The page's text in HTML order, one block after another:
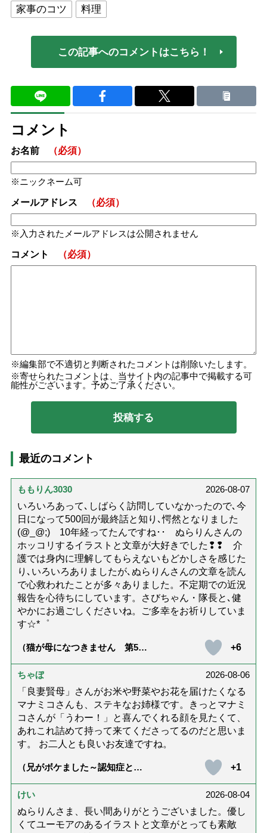
家事のコツ
料理
この記事へのコメントはこちら！
コメント
お名前 （必須）
ニックネーム可
メールアドレス （必須）
入力されたメールアドレスは公開されません
コメント （必須）
編集部で不適切と判断されたコメントは削除いたします。
寄せられたコメントは、当サイト内の記事中で掲載する可
能性がございます。予めご了承ください。
最近のコメント
ももりん3030
2026-08-07
いろいろあって､しばらく訪問していなかったので､今
日になって500回が最終話と知り､愕然となりました
(@_@;) 10年経ってたんですね･･ ぬらりんさんの
ホッコリするイラストと文章が大好きでした❢❢ 介
護では身内に理解してもらえないもどかしさを感じた
り､いろいろありましたが､ぬらりんさんの文章を読ん
で心救われたことが多々ありました。不定期での近況
報告を心待ちにしています。さびちゃん・隊長と､健
やかにお過ごしくださいね。ご多幸をお祈りしていま
す☆*゜
（猫が母になつきません 第500
+6
ちゃぼ
2026-08-06
「良妻賢母」さんがお米や野菜やお花を届けたくなる
マナミコさんも、ステキなお姉様です。きっとマナミ
コさんが「うわー！」と喜んでくれる顔を見たくて、
あれこれ詰めて持って来てくださってるのだと思いま
す。 お二人とも良いお友達ですね。
（兄がボケました～認知症と介
達』が届きました」）
+1
けい
2026-08-04
ぬらりんさま、長い間ありがとうございました。優し
くてユーモアのあるイラストと文章がとっても素敵